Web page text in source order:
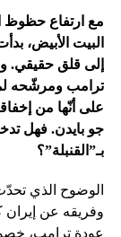
فتح باباً كبيراً
إسرائيل معها،
مع ارتفاع حظوظ
البيت الأبيض،
إلى قلق حقيقي.
ترامب ومرشّحه
على أنّها من
جو بايدن. فهل
بـ”القنبلة”؟
الوضوح الذي
وفريقه عن إيران
عودة ترامب،